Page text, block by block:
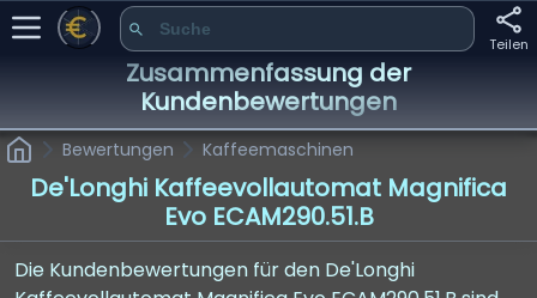
Teilen
Zusammenfassung der
Kundenbewertungen
Bewertungen Kaffeemaschinen
De'Longhi Kaffeevollautomat Magnifica
Evo ECAM290.51.B
Die Kundenbewertungen für den De'Longhi